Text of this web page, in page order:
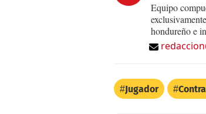
Equipo
hondureño e
Jugador